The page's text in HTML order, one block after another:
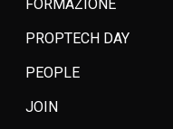
FORMAZIONE
PROPTECH DAY
PEOPLE
JOIN